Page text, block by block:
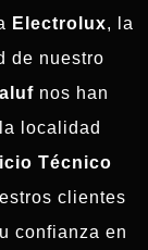
Electrolux, la
de nuestro
nos han
localidad
Técnico
clientes
confianza en